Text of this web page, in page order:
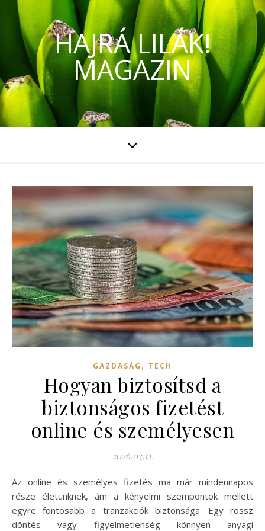
HAJRÁ LILÁK!
MAGAZIN
GAZDASÁG , TECH
Hogyan biztosítsd a
biztonságos fizetést
online és személyesen
2026.03.11.
Az online és személyes fizetés ma már mindennapos
része életünknek, ám a kényelmi szempontok mellett
egyre fontosabb a tranzakciók biztonsága. Egy rossz
döntés vagy figyelmetlenség könnyen anyagi